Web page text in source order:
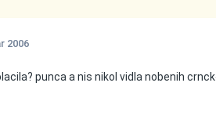
2006
punca a nis nikol vidla nobenih